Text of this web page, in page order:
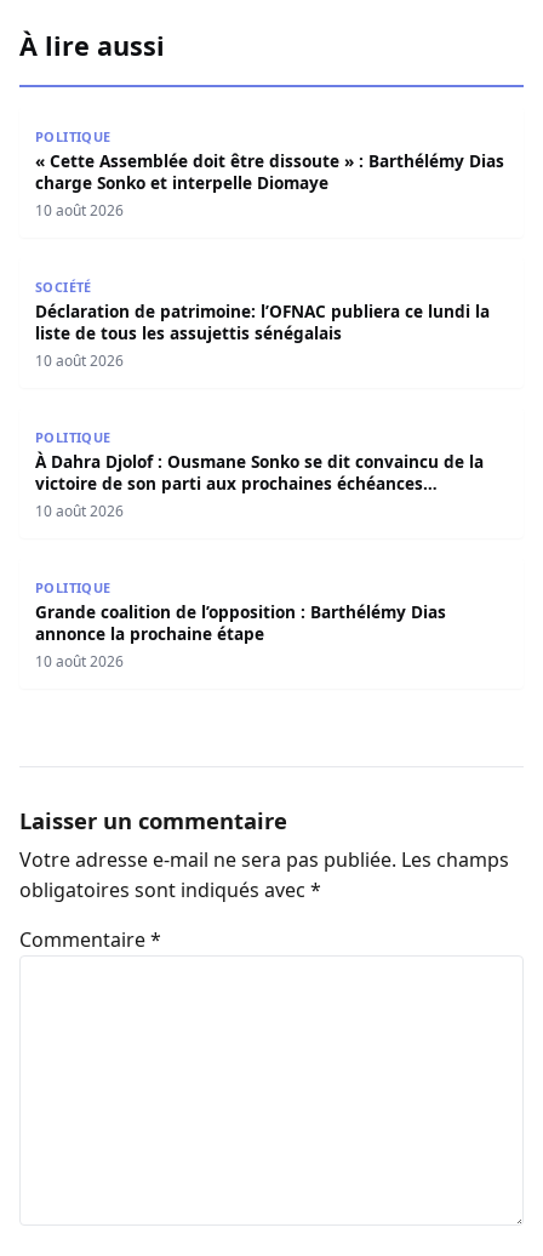
À lire aussi
POLITIQUE
« Cette Assemblée doit être dissoute » : Barthélémy Dias
charge Sonko et interpelle Diomaye
10 août 2026
SOCIÉTÉ
Déclaration de patrimoine: l’OFNAC publiera ce lundi la
liste de tous les assujettis sénégalais
10 août 2026
POLITIQUE
À Dahra Djolof : Ousmane Sonko se dit convaincu de la
victoire de son parti aux prochaines échéances
électorales.
10 août 2026
POLITIQUE
Grande coalition de l’opposition : Barthélémy Dias
annonce la prochaine étape
10 août 2026
Laisser un commentaire
Votre adresse e-mail ne sera pas publiée. Les champs
obligatoires sont indiqués avec *
Commentaire*